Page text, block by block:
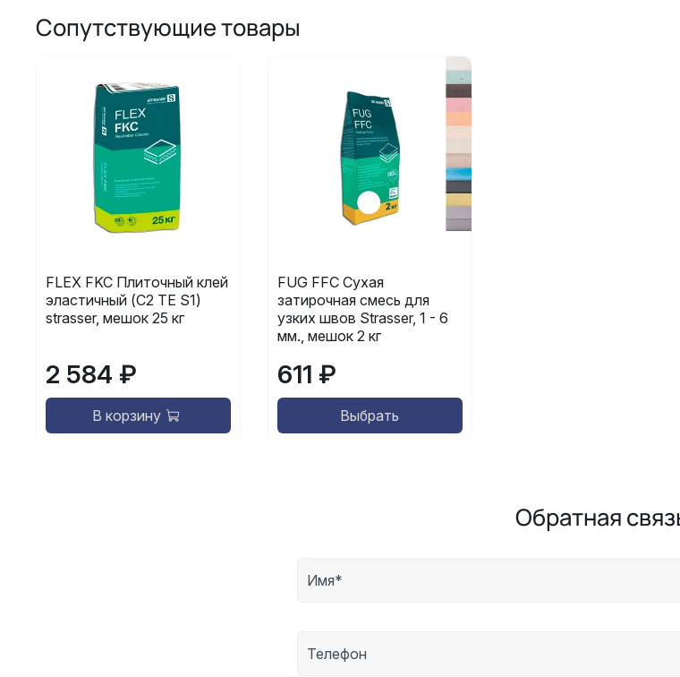
Сопутствующие товары
FLEX FKC Плиточный клей
эластичный (C2 TE S1)
strasser, мешок 25 кг
2 584 ₽
В корзину
FUG FFC Сухая
затирочная смесь для
узких швов Strasser, 1 - 6
мм., мешок 2 кг
611 ₽
Выбрать
Обратная